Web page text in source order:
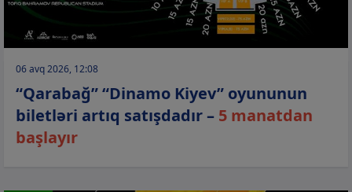
06 avq 2026, 12:08
“Qarabağ” “Dinamo Kiyev” oyununun
biletləri artıq satışdadır – 5 manatdan
başlayır